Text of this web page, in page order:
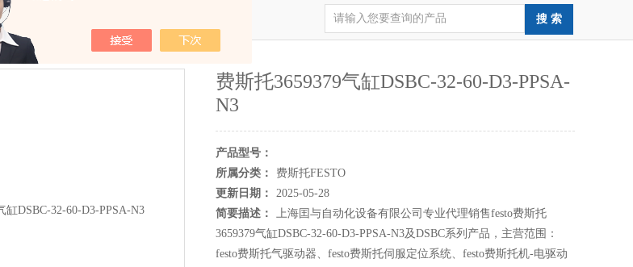
60-D3-PPSA-N3
费斯托3659379气缸DSBC-32-60-D3-PPSA-
N3
产品型号：
所属分类：
费斯托FESTO
更新日期：
2025-05-28
简要描述：
上海囯与自动化设备有限公司专业代理销售festo费斯托
3659379气缸DSBC-32-60-D3-PPSA-N3及DSBC系列产品，主营范围：
festo费斯托气驱动器、festo费斯托伺服定位系统、festo费斯托机-电驱动